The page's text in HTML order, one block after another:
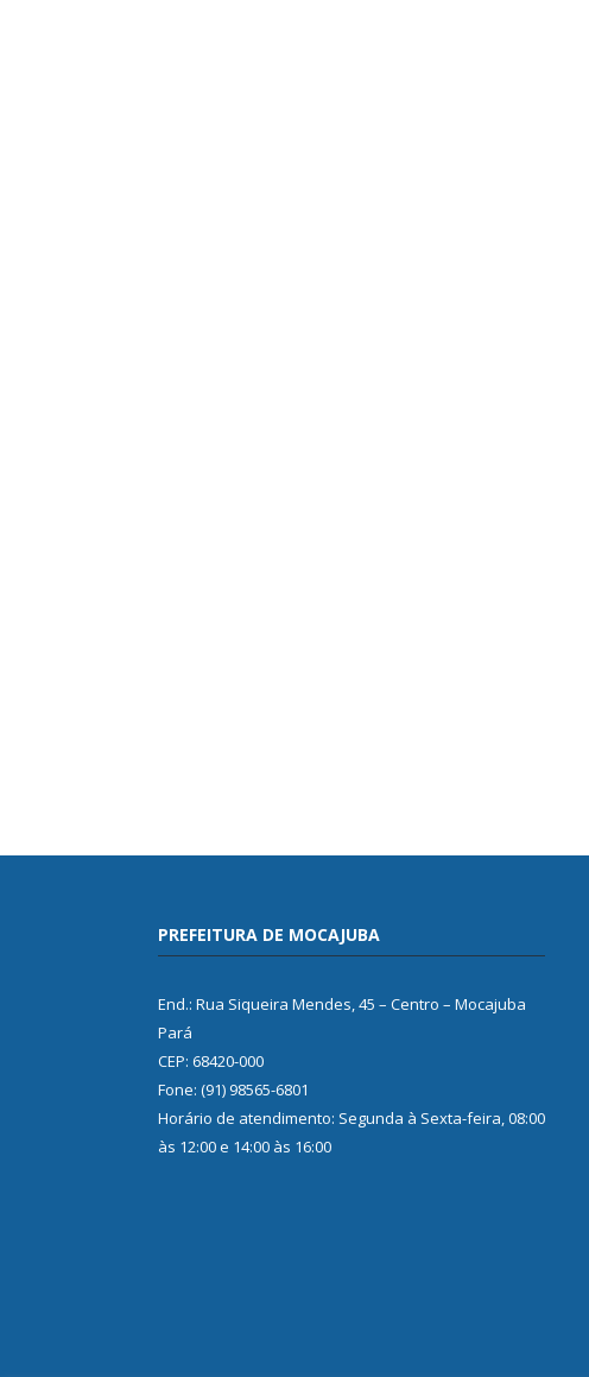
PREFEITURA DE MOCAJUBA
End.: Rua Siqueira Mendes, 45 – Centro – Mocajuba
Pará
CEP: 68420-000
Fone: (91) 98565-6801
Horário de atendimento: Segunda à Sexta-feira, 08:00
às 12:00 e 14:00 às 16:00